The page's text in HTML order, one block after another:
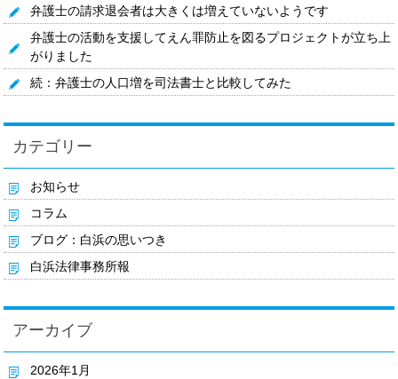
弁護士の請求退会者は大きくは増えていないようです
弁護士の活動を支援してえん罪防止を図るプロジェクトが立ち上
がりました
続：弁護士の人口増を司法書士と比較してみた
カテゴリー
お知らせ
コラム
ブログ：白浜の思いつき
白浜法律事務所報
アーカイブ
2026年1月